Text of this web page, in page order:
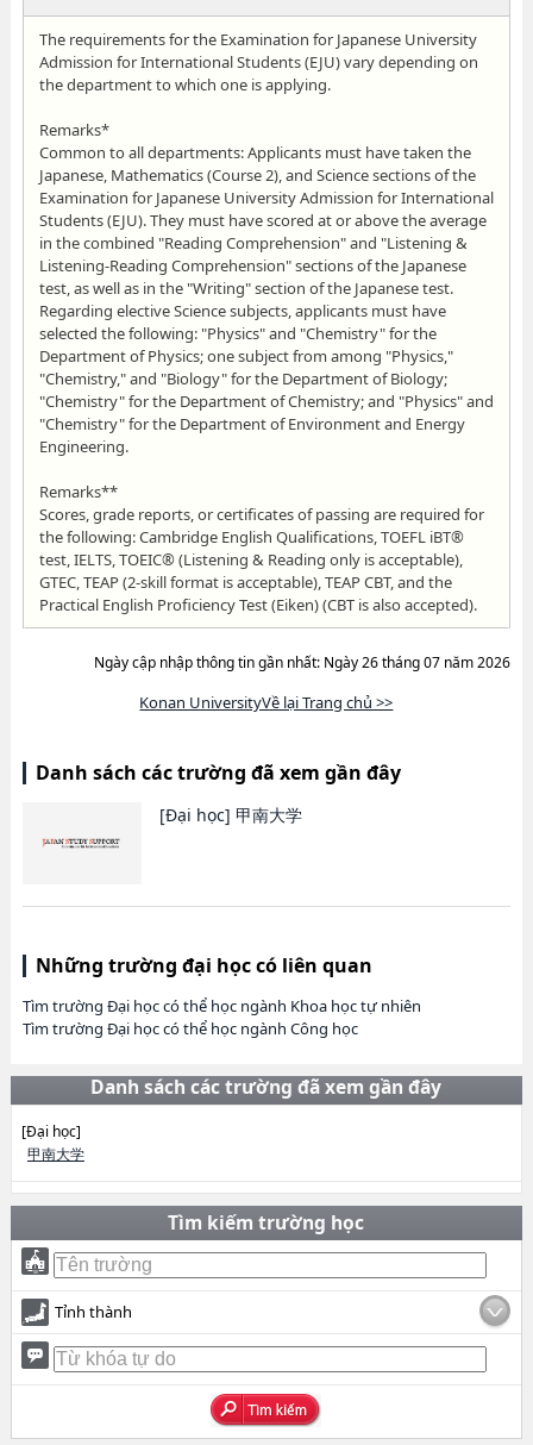
The requirements for the Examination for Japanese University
Admission for International Students (EJU) vary depending on
the department to which one is applying.
Remarks*
Common to all departments: Applicants must have taken the
Japanese, Mathematics (Course 2), and Science sections of the
Examination for Japanese University Admission for International
Students (EJU). They must have scored at or above the average
in the combined "Reading Comprehension" and "Listening &
Listening-Reading Comprehension" sections of the Japanese
test, as well as in the "Writing" section of the Japanese test.
Regarding elective Science subjects, applicants must have
selected the following: "Physics" and "Chemistry" for the
Department of Physics; one subject from among "Physics,"
"Chemistry," and "Biology" for the Department of Biology;
"Chemistry" for the Department of Chemistry; and "Physics" and
"Chemistry" for the Department of Environment and Energy
Engineering.
Remarks**
Scores, grade reports, or certificates of passing are required for
the following: Cambridge English Qualifications, TOEFL iBT®
test, IELTS, TOEIC® (Listening & Reading only is acceptable),
GTEC, TEAP (2-skill format is acceptable), TEAP CBT, and the
Practical English Proficiency Test (Eiken) (CBT is also accepted).
Ngày cập nhập thông tin gần nhất: Ngày 26 tháng 07 năm 2026
Konan UniversityVề lại Trang chủ >>
Danh sách các trường đã xem gần đây
[Đại học] 甲南大学
Những trường đại học có liên quan
Tìm trường Đại học có thể học ngành Khoa học tự nhiên
Tìm trường Đại học có thể học ngành Công học
Danh sách các trường đã xem gần đây
[Đại học]
甲南大学
Tìm kiếm trường học
Tỉnh thành